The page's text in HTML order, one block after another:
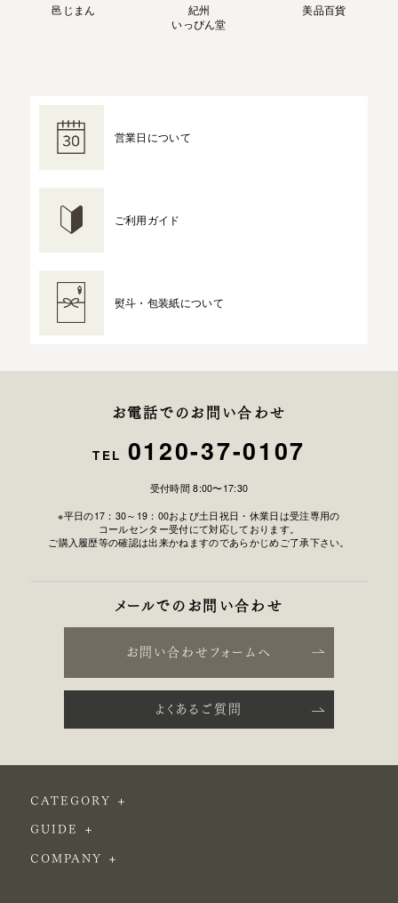
邑じまん
紀州
いっぴん堂
美品百貨
営業日について
ご利用ガイド
熨斗・包装紙について
お電話でのお問い合わせ
TEL 0120-37-0107
受付時間 8:00〜17:30
※平日の17：30～19：00および土日祝日・休業日は受注専用の
コールセンター受付にて対応しております。
ご購入履歴等の確認は出来かねますのであらかじめご了承下さい。
メールでのお問い合わせ
お問い合わせフォームへ
よくあるご質問
CATEGORY
GUIDE
COMPANY